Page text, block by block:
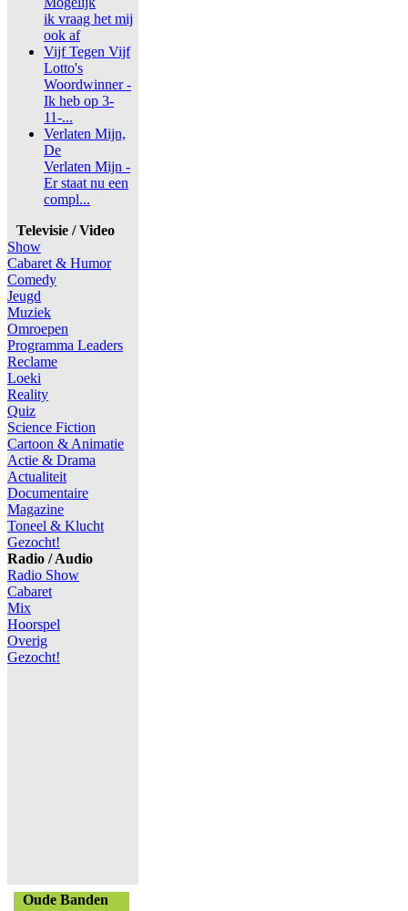
ik vraag het mij
ook af
Vijf Tegen Vijf
Lotto's
Woordwinner -
Ik heb op 3-
11-...
Verlaten Mijn,
De
Verlaten Mijn -
Er staat nu een
compl...
Televisie / Video
Show
Cabaret & Humor
Comedy
Jeugd
Muziek
Omroepen
Programma Leaders
Reclame
Loeki
Reality
Quiz
Science Fiction
Cartoon & Animatie
Actie & Drama
Actualiteit
Documentaire
Magazine
Toneel & Klucht
Gezocht!
Radio / Audio
Radio Show
Cabaret
Mix
Hoorspel
Overig
Gezocht!
Oude Banden